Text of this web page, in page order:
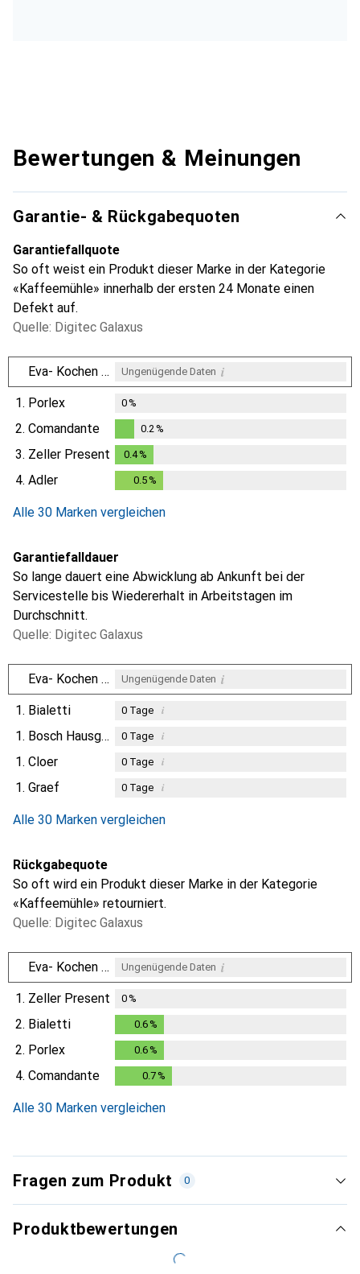
Bewertungen & Meinungen
Garantie- & Rückgabequoten
Garantiefallquote
So oft weist ein Produkt dieser Marke in der Kategorie
«Kaffeemühle» innerhalb der ersten 24 Monate einen
Defekt auf.
Quelle: Digitec Galaxus
Eva- Kochen und Haushalt Ungenügende Daten i
1. Porlex 0%
2. Comandante
0.2%
0.2 %
3. Zeller Present 0.4%
4. Adler 0.5%
Alle 30 Marken vergleichen
Garantiefalldauer
So lange dauert eine Abwicklung ab Ankunft bei der
Servicestelle bis Wiedererhalt in Arbeitstagen im
Durchschnitt.
Quelle: Digitec Galaxus
Eva- Kochen und Haushalt Ungenügende Daten i
1. Bialetti 0Tage i
1. Bosch Hausgeräte 0Tage i
1. Cloer 0Tage i
1. Graef 0Tage i
Alle 30 Marken vergleichen
Rückgabequote
So oft wird ein Produkt dieser Marke in der Kategorie
«Kaffeemühle» retourniert.
Quelle: Digitec Galaxus
Eva- Kochen und Haushalt Ungenügende Daten i
1. Zeller Present 0%
2. Bialetti 0.6%
2. Porlex 0.6%
4. Comandante 0.7 %
Alle 30 Marken vergleichen
Fragen zum Produkt 0
Produktbewertungen